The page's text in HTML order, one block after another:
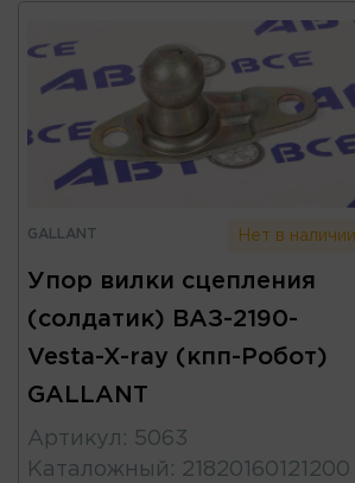
GALLANT Нет в наличии
Упор вилки сцепления
(солдатик) ВАЗ-2190-
Vesta-X-ray (кпп-Робот)
GALLANT
Артикул : 5063
Каталожный : 21820160121200